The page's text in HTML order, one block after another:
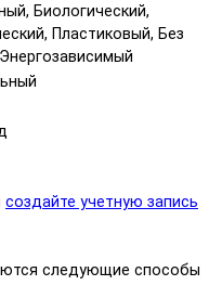
Биологический,
Пластиковый, Без
создайте учетную запись
следующие способы